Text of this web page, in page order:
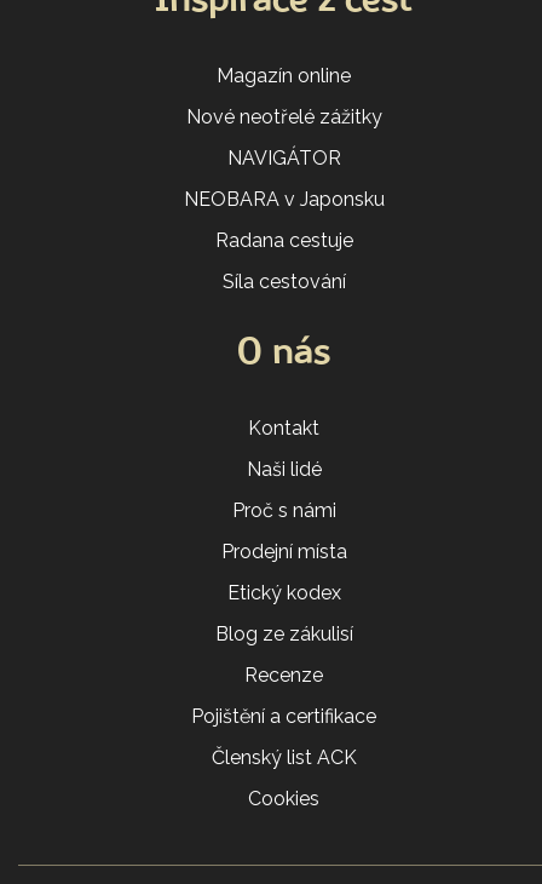
Magazín online
Nové neotřelé zážitky
NAVIGÁTOR
NEOBARA v Japonsku
Radana cestuje
Síla cestování
O nás
Kontakt
Naši lidé
Proč s námi
Prodejní místa
Etický kodex
Blog ze zákulisí
Recenze
Pojištění a certifikace
Členský list ACK
Cookies